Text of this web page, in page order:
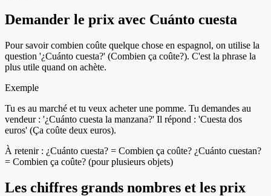
Demander le prix avec Cuánto cuesta
Pour savoir combien coûte quelque chose en espagnol, on utilise la
question '¿Cuánto cuesta?' (Combien ça coûte?). C'est la phrase la
plus utile quand on achète.
Exemple
Tu es au marché et tu veux acheter une pomme. Tu demandes au
vendeur : '¿Cuánto cuesta la manzana?' Il répond : 'Cuesta dos
euros' (Ça coûte deux euros).
À retenir : ¿Cuánto cuesta? = Combien ça coûte? ¿Cuánto cuestan?
= Combien ça coûte? (pour plusieurs objets)
Les chiffres grands nombres et les prix